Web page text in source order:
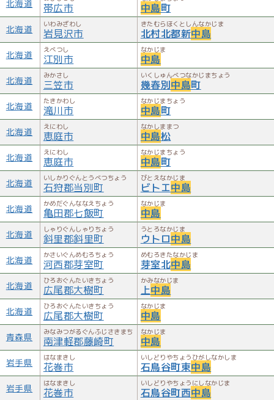
企業
中島飛行機 - かつて日本にあった企業。
関連項目
Wikipedia:索引 なかし#なかしま／「中島」で始まるページ
の一覧／タイトルに「中島」を含むページの一覧／「中嶋」
で始まるページの一覧／タイトルに「中嶋」を含むページの
一覧／「中嶌」で始まるページの一覧／タイトルに「中嶌」
を含むページの一覧
北海道 帯広市 中島町
北海道 いわみざわし
岩見沢市
きたむらほくとしんなかじま
北村北都新中島
北海道 えべつし
江別市
なかじま
中島
北海道 みかさし
三笠市
いくしゅんべつなかじまちょう
幾春別中島町
北海道 たきかわし
滝川市
なかじまちょう
中島町
北海道 えにわし
恵庭市
なかしままつ
中島松
北海道 えにわし
恵庭市
なかじまちょう
中島町
北海道 いしかりぐんとうべつちょう
石狩郡当別町
びとえなかじま
ビトエ中島
北海道 かめだぐんななえちょう
亀田郡七飯町
なかじま
中島
北海道 しゃりぐんしゃりちょう
斜里郡斜里町
うとろなかじま
ウトロ中島
北海道 かさいぐんめむろちょう
河西郡芽室町
めむろきたなかじま
芽室北中島
北海道 ひろおぐんたいきちょう
広尾郡大樹町
かみなかじま
上中島
北海道 ひろおぐんたいきちょう
広尾郡大樹町
なかじま
中島
青森県 みなみつがるぐんふじさきまち
南津軽郡藤崎町
なかじま
中島
岩手県 はなまきし
花巻市
いしどりやちょうひがしなかしま
石鳥谷町東中島
岩手県 はなまきし
花巻市
いしどりやちょうにしなかじま
石鳥谷町西中島